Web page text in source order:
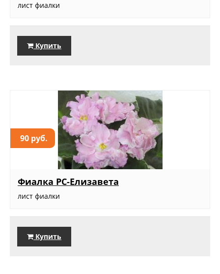
лист фиалки
Купить
90 руб.
Фиалка РС-Елизавета
лист фиалки
Купить